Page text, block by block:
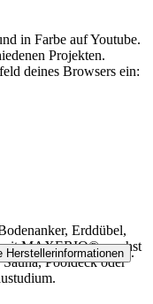
in Farbe auf Youtube.
Projekten.
deines Browsers ein:
Erddübel,
mit MAXERIO® machst
Pooldeck oder
Herstellerinformationen .